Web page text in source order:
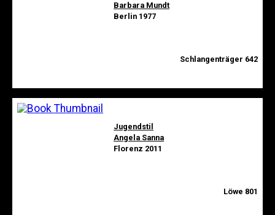
Barbara Mundt
Berlin 1977
Schlangenträger 642
Jugendstil
Angela Sanna
Florenz 2011
Löwe 801